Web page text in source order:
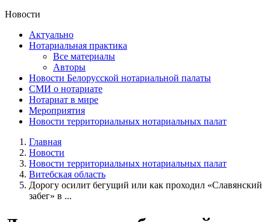
Новости
Актуально
Нотариальная практика
Все материалы
Авторы
Новости Белорусской нотариальной палаты
СМИ о нотариате
Нотариат в мире
Мероприятия
Новости территориальных нотариальных палат
Главная
Новости
Новости территориальных нотариальных палат
Витебская область
Дорогу осилит бегущий или как проходил «Славянский
забег» в ...